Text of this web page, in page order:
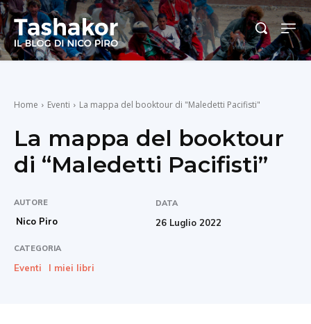
Home Eventi La mappa del booktour di "Maledetti Pacifisti"
La mappa del booktour
di “Maledetti Pacifisti”
AUTORE
Nico Piro
DATA
26 Luglio 2022
CATEGORIA
Eventi I miei libri